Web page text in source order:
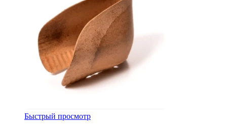
Быстрый просмотр